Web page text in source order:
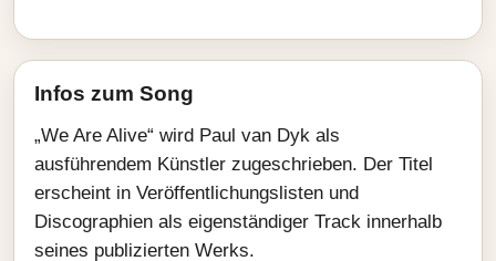
Infos zum Song
„We Are Alive“ wird Paul van Dyk als
ausführendem Künstler zugeschrieben. Der Titel
erscheint in Veröffentlichungslisten und
Discographien als eigenständiger Track innerhalb
seines publizierten Werks.